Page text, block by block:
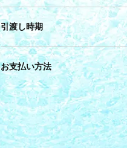
引渡し時期
お支払い方法